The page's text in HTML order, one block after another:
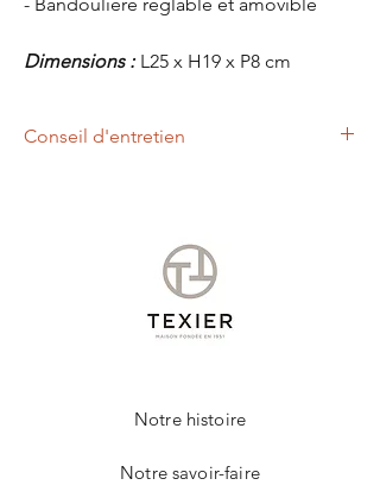
Dimensions :L25 x H19 x P8 cm
Conseil d'entretien
Notre histoire
Notre savoir-faire